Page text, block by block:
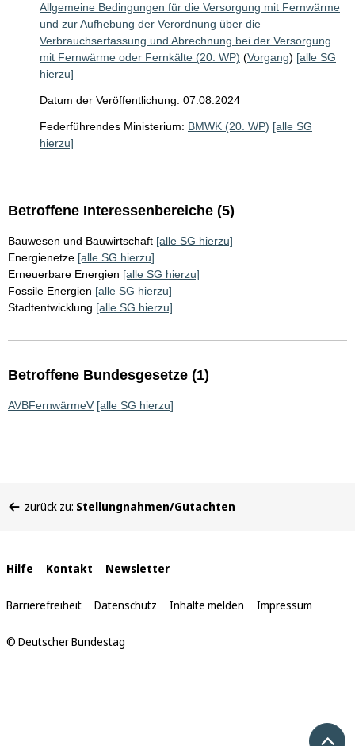
Allgemeine Bedingungen für die Versorgung mit Fernwärme
und zur Aufhebung der Verordnung über die
Verbrauchserfassung und Abrechnung bei der Versorgung
mit Fernwärme oder Fernkälte (20. WP) (Vorgang) [alle SG
hierzu]
Datum der Veröffentlichung: 07.08.2024
Federführendes Ministerium: BMWK (20. WP) [alle SG
hierzu]
Betroffene Interessenbereiche (5)
Bauwesen und Bauwirtschaft [alle SG hierzu]
Energienetze [alle SG hierzu]
Erneuerbare Energien [alle SG hierzu]
Fossile Energien [alle SG hierzu]
Stadtentwicklung [alle SG hierzu]
Betroffene Bundesgesetze (1)
AVBFernwärmeV [alle SG hierzu]
befinden
zurück zu: Stellungnahmen/Gutachten
Interne
Links
Hilfe Kontakt Newsletter
Barrierefreiheit Datenschutz Inhalte melden Impressum
© Deutscher Bundestag